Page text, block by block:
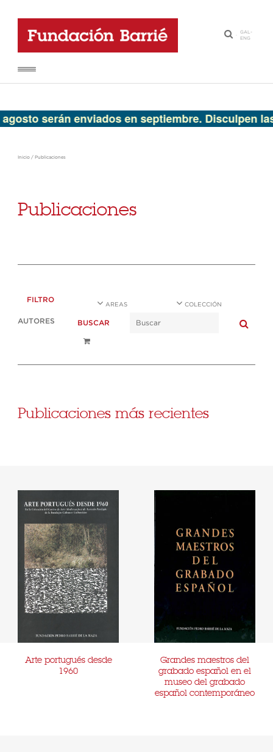
·
GAL-
ENG
serán enviados en septiembre. Disculpen las
Inicio / Publicaciones
Publicaciones
FILTRO
AREAS COLECCIÓN
AUTORES BUSCAR
Publicaciones más recientes
Arte portugués desde
1960
Grandes maestros del
grabado español en el
museo del grabado
español contemporáneo